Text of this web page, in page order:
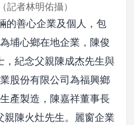
記者林明佑攝）
的善心企業及個人，包
埔心鄉在地企業，陳俊
，紀念父親陳成杰先生與
股份有限公司為福興鄉
產製造，陳嘉祥董事長
親陳火灶先生。麗窗企業